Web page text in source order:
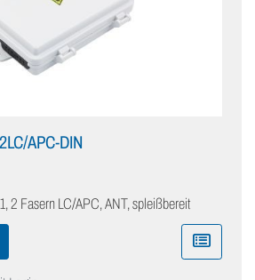
APC-DIN
2 Fasern LC/APC, ANT, spleißbereit